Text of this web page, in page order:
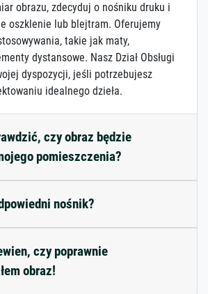
obrazu, zdecyduj o nośniku druku i
oszklenie lub blejtram. Oferujemy
takie jak maty,
dystansowe. Nasz Dział Obsługi
dyspozycji, jeśli potrzebujesz
idealnego dzieła.
czy obraz będzie
pomieszczenia?
nośnik?
czy poprawnie
obraz!